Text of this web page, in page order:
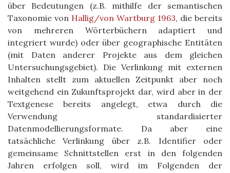
über Bedeutungen (z.B. mithilfe der semantischen
Taxonomie von Hallig/von Wartburg 1963, die bereits
von mehreren Wörterbüchern adaptiert und
integriert wurde) oder über geographische Entitäten
(mit Daten anderer Projekte aus dem gleichen
Untersuchungsgebiet). Die Verlinkung mit externen
Inhalten stellt zum aktuellen Zeitpunkt aber noch
weitgehend ein Zukunftsprojekt dar, wird aber in der
Textgenese bereits angelegt, etwa durch die
Verwendung standardisierter
Datenmodellierungsformate. Da aber eine
tatsächliche Verlinkung über z.B. Identifier oder
gemeinsame Schnittstellen erst in den folgenden
Jahren erfolgen soll, wird im Folgenden der